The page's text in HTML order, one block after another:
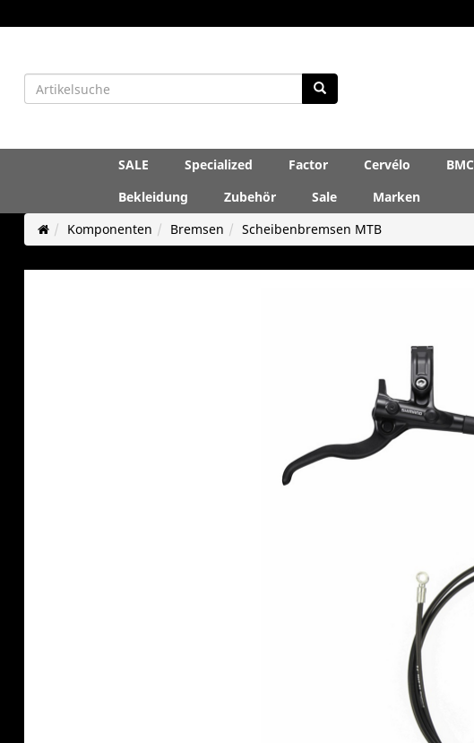
SALE Specialized Factor Cervélo BMC
Bekleidung
Zubehör Sale
Marken
Komponenten
Bremsen Scheibenbremsen MTB